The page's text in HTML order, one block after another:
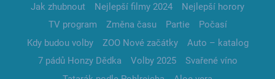
Jak zhubnout Nejlepší filmy 2024
Nejlepší horory
TV program
Změna času Partie
Počasí
Kdy budou volby
ZOO Nové začátky
Auto – katalog
7 pádů Honzy Dědka
Volby 2025
Svařené víno